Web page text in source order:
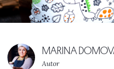
MARINA
Autor